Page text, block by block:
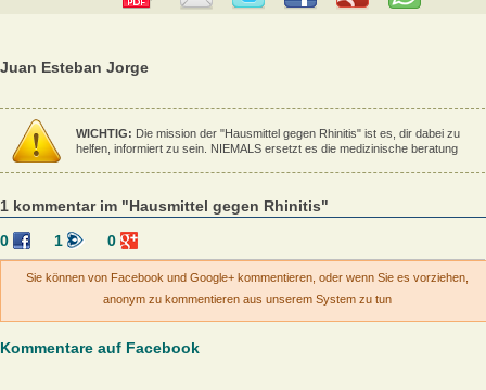
Juan Esteban Jorge
WICHTIG: Die mission der "Hausmittel gegen Rhinitis" ist es, dir dabei zu
helfen, informiert zu sein. NIEMALS ersetzt es die medizinische beratung
1 kommentar im "Hausmittel gegen Rhinitis"
0
1 0
Sie können von Facebook und Google+ kommentieren, oder wenn Sie es vorziehen,
anonym zu kommentieren aus unserem System zu tun
Kommentare auf Facebook